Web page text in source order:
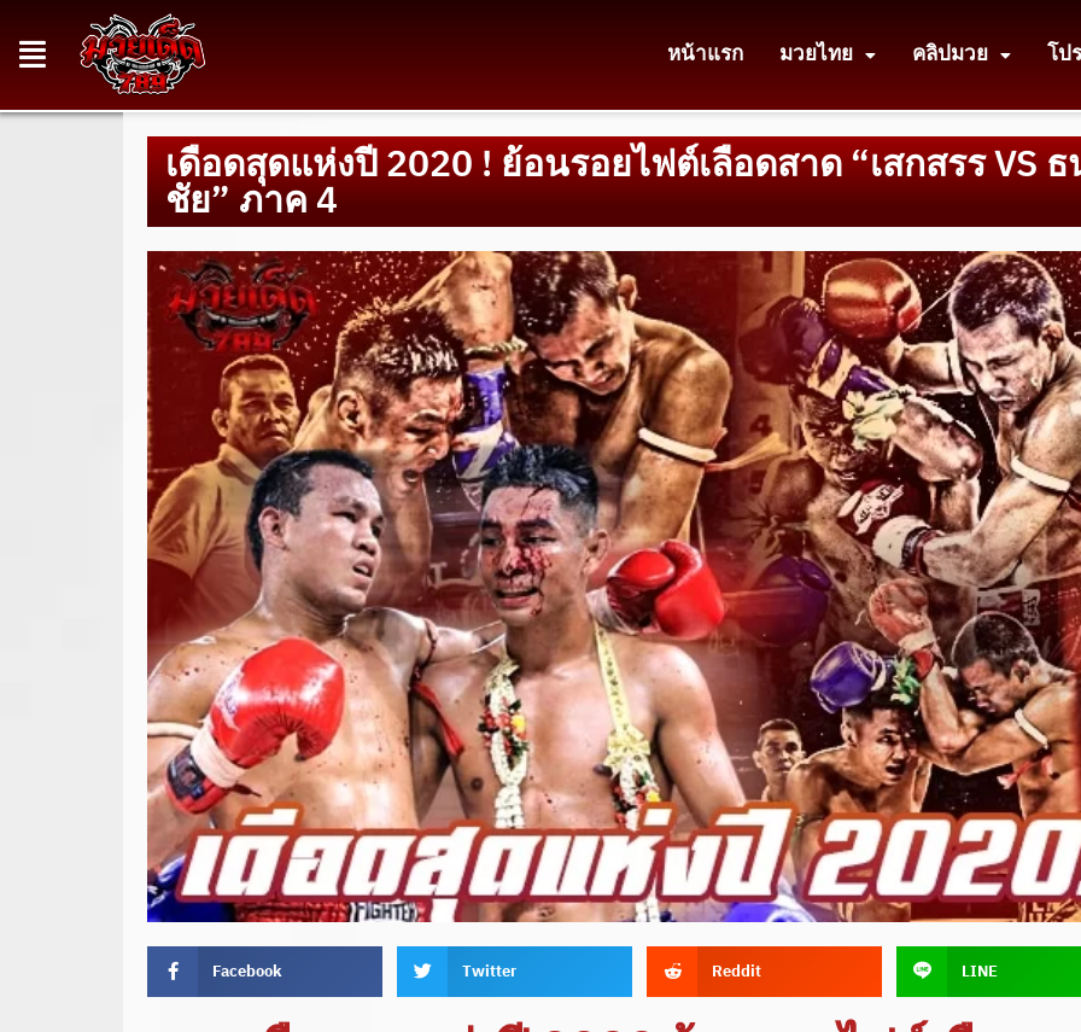
หน้าแรก มวยไทย คลิปมวย โป
เดือดสุดแห่งปี 2020 ! ย้อนรอยไฟต์เลือดสาด “เสกสรร VS
ชัย” ภาค 4
Facebook Twitter Reddit LINE